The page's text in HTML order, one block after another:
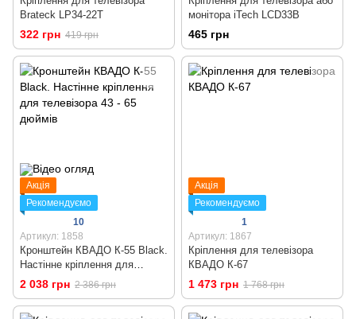
Brateck LP34-22T
322 грн 419 грн
монітора iTech LCD33B
465 грн
Акція
Рекомендуємо
10
Артикул: 1858
Кронштейн КВАДО К-55 Black.
Настінне кріплення для
телевізора 43 - 65 дюймів
2 038 грн 2 386 грн
Акція
Рекомендуємо
1
Артикул: 1867
Кріплення для телевізора
КВАДО К-67
1 473 грн 1 768 грн